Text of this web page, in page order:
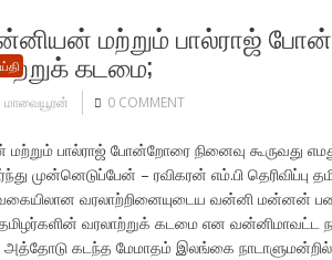
மற்றும் பால்ராஜ்
கடமை;
மாவையூரன் 0 COMMENT
பால்ராஜ் போன்றோரை நினைவு கூருவது
முன்னெடுப்பேன் – ரவிகரன் எம்.பி தெரிவிப்பு
வரலாற்றினையுடைய வன்னி மன்னன்
தமிழர்களின் வரலாற்றுக் கடமை என வன்னிமாவட்ட
அத்தோடு கடந்த மேமாதம் இலங்கை